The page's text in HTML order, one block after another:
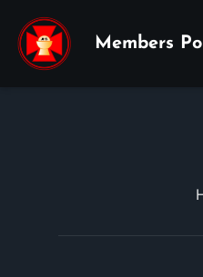
Members